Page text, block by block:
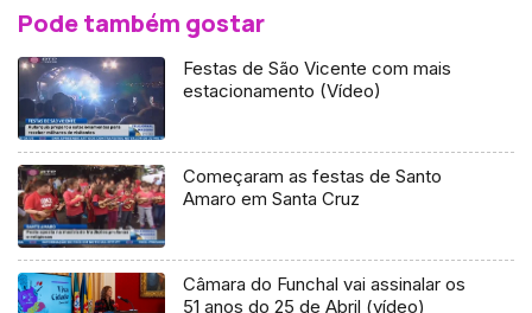
Pode também gostar
Festas de São Vicente com mais
estacionamento (Vídeo)
Começaram as festas de Santo
Amaro em Santa Cruz
Câmara do Funchal vai assinalar os
51 anos do 25 de Abril (vídeo)